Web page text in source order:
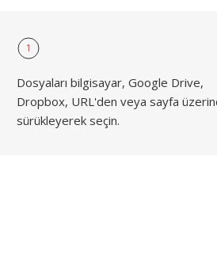
1
Dosyaları bilgisayar, Google Drive,
Dropbox, URL'den veya sayfa
sürükleyerek seçin.